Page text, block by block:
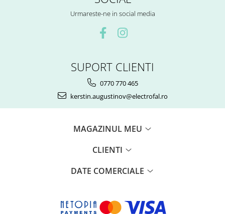
Urmareste-ne in social media
SUPORT CLIENTI
0770 770 465
kerstin.augustinov@electrofal.ro
MAGAZINUL MEU
CLIENTI
DATE COMERCIALE